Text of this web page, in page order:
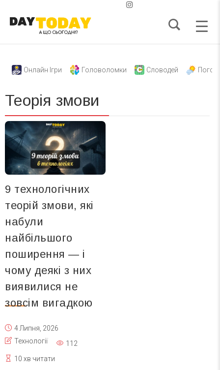
Онлайн Ігри Головоломки Словодей
Теорія змови
9 технологічних
теорій змови, які
набули
найбільшого
поширення — і
чому деякі з них
виявилися не
зовсім вигадкою
4 Липня, 2026
Технології
112
10 хв читати